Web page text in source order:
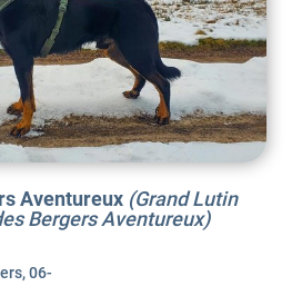
Aventureux (Grand Lutin
Bergers Aventureux)
06-